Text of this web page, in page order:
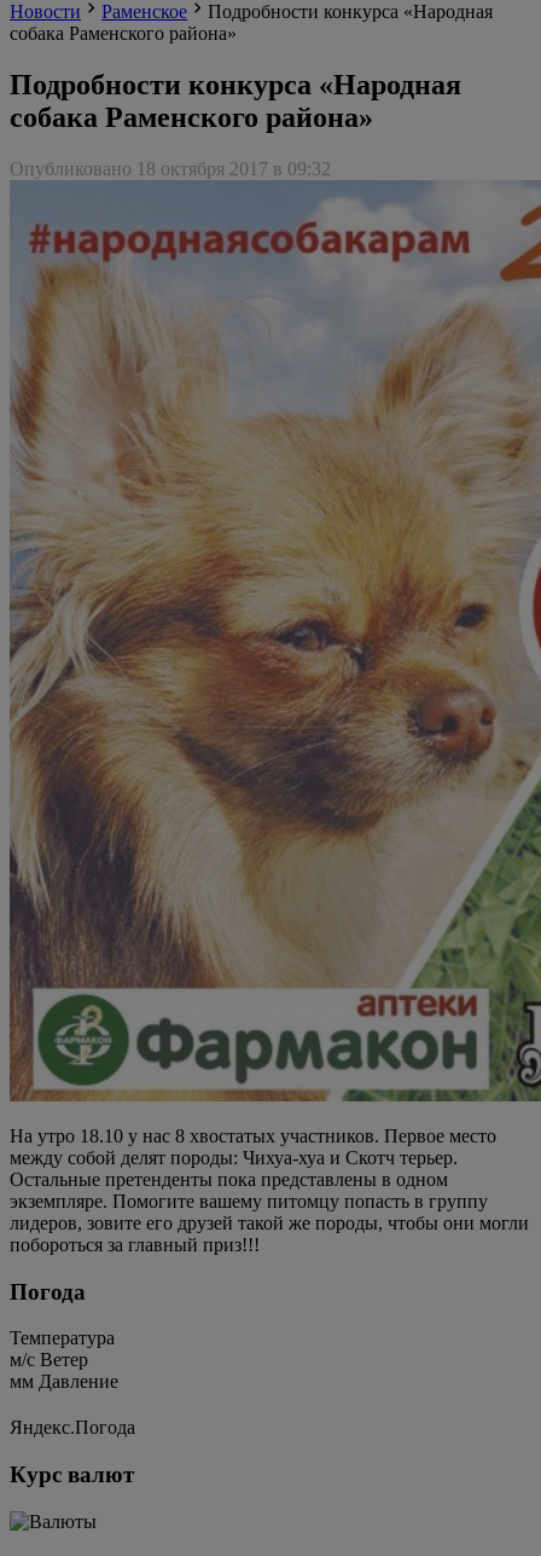
Новости
Раменское
Подробности конкурса «Народная
собака Раменского района»
Подробности конкурса «Народная
собака Раменского района»
Опубликовано 18 октября 2017 в 09:32
На утро 18.10 у нас 8 хвостатых участников. Первое место
между собой делят породы: Чихуа-хуа и Скотч терьер.
Остальные претенденты пока представлены в одном
экземпляре. Помогите вашему питомцу попасть в группу
лидеров, зовите его друзей такой же породы, чтобы они могли
побороться за главный приз!!!
Погода
Температура
м/c Ветер
мм Давление
Яндекс.Погода
Курс валют